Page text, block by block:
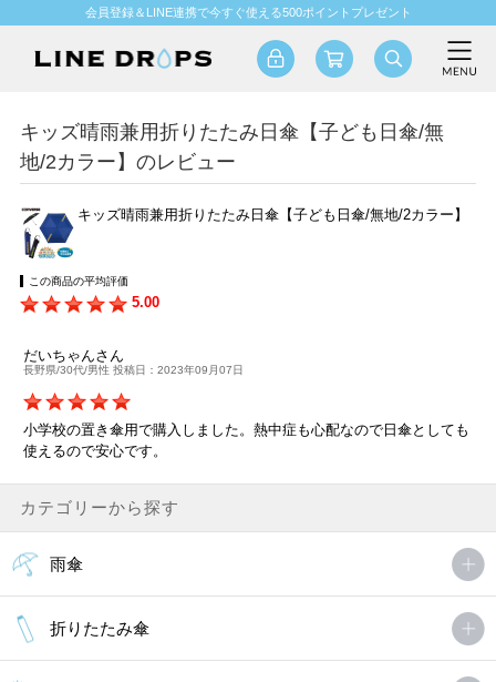
会員登録＆LINE連携で今すぐ使える500ポイントプレゼント
キッズ晴雨兼用折りたたみ日傘【子ども日傘/無
地/2カラー】のレビュー
キッズ晴雨兼用折りたたみ日傘【子ども日傘/無地/2カラー】
この商品の平均評価
5.00
だいちゃんさん
長野県/30代/男性 投稿日：2023年09月07日
小学校の置き傘用で購入しました。熱中症も心配なので日傘としても
使えるので安心です。
カテゴリーから探す
雨傘
折りたたみ傘